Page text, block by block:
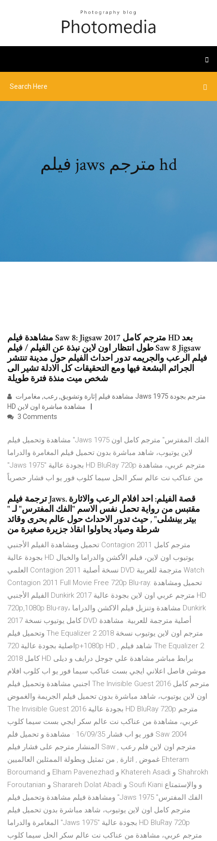
فيلم jaws مترجم hd
مشاهدة فيلم Saw 8: Jigsaw 2017 مترجم كامل HD بعد
طول انتظار اون لاين نبذة عن الفيلم / فيلم Saw 8 Jigsaw
فيلم الرعب والجريمه تدور احداث الفيلم حول مدينة تنتشر
الجرائم البشعة فيها ومع التحقيقات كل الادلة تشير الى
شخص ميت منذة فترة طويلة
HD مشاهدة مباشرة اون لاين
3 Comments
مشاهدة وتحميل فيلم "Jaws 1975 الفك المفترس" مترجم كامل اون
لاين يوتيوب، شاهد مباشرة بدون تحميل فيلم المغامرة والدراما
"Jaws 1975" بجودة عالية HD BluRay 720p مترجم عربي، مشاهدة
من عناكب نت عالم سكر الحل سيما كلوب فور يو اب فشار حصرياً
ترجمة فيلم Jaws. قصة الفيلم: احد افلام الرعب والاثارة
مقتبس من رواية تحمل نفس الاسم "الفك المفترس" لـ "
بيتر بينشلى" , حيث تدور الاحداث حول عالم بحرى وقائد
شرطة وصياد يحاولوا انقاذ جزيرة صغيرة من
تحميل ومشاهدة الفيلم الأجنبي Contagion 2011 مترجم كامل
بجودة عالية HD يوتيوب اون لاين، فيلم الأكشن والدراما والخيال
العلمي Contagion 2011 نسخة أصلية DVD مترجمة للعربية Watch
Contagion 2011 Full Movie Free 720p Blu-ray. تحميل ومشاهدة
الفيلم الأجنبي Dunkirk 2017 مترجم عربي اون لاين بجودة عالية HD
720p,1080p Blu-ray، مشاهدة وتنزيل فيلم الاكشن والدراما Dunkirk
2017 كامل يوتيوب نسخة DVD أصلية مترجمة للعربية. مشاهدة
وتحميل فيلم The Equalizer 2 2018 مترجم اون لاين يوتيوب نسخة
اصلية بجودة عالية 720p+1080p HD , شاهد فيلم The Equalizer 2
2018 كامل HD برابط مباشر مشاهدة علي جوجل درايف و ديلى
موشن فاصل اعلاني ايجي بست عناكب سيما فور يو اب كلوب افلام
اجنبي مشاهدة وتحميل فيلم The Invisible Guest 2016 مترجم كامل
اون لاين يوتيوب، شاهد مباشرة بدون تحميل فيلم الجريمة والغموض
The Invisible Guest 2016 بجودة عالية HD BluRay 720p مترجم
عربي، مشاهدة من عناكب نت عالم سكر ايجي بست سيما كلوب
فور يو اب فشار 16/09/35 · مشاهدة و تحميل فلم Saw 2004
المنشار مترجم على فشار فيلم Saw مترجم اون لاين فلم رعب ,
غموض , اثارة , من تمثيل وبطولة الممثلين العالميين Ehteram
Boroumand و Elham Pavenezhad و Khatereh Asadi و Shahrokh
Foroutanian و Sharareh Dolat Abadi و Soufi Kiani و والإستمتاع
ومشاهدة فيلم مشاهدة وتحميل فيلم "Jaws 1975 الفك المفترس"
مترجم كامل اون لاين يوتيوب، شاهد مباشرة بدون تحميل فيلم
المغامرة والدراما "Jaws 1975" بجودة عالية HD BluRay 720p
مترجم عربي، مشاهدة من عناكب نت عالم سكر الحل سيما كلوب